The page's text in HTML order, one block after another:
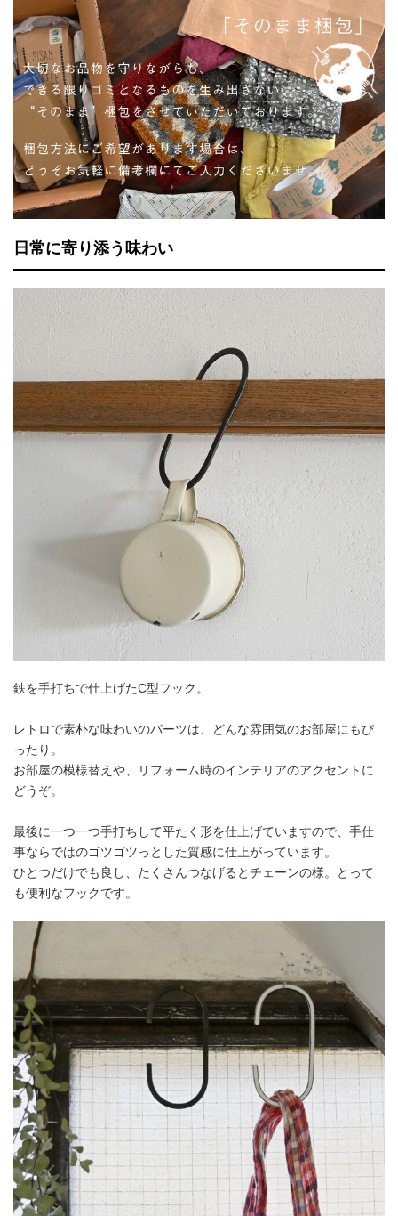
日常に寄り添う味わい
鉄を手打ちで仕上げたC型フック。
レトロで素朴な味わいのパーツは、どんな雰囲気のお部屋にもぴ
ったり。
お部屋の模様替えや、リフォーム時のインテリアのアクセントに
どうぞ。
最後に一つ一つ手打ちして平たく形を仕上げていますので、手仕
事ならではのゴツゴツっとした質感に仕上がっています。
ひとつだけでも良し、たくさんつなげるとチェーンの様。とって
も便利なフックです。